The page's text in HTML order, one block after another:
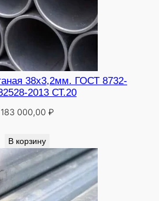
38х3,2мм. ГОСТ 8732-
2013 СТ.20
183 000,00 ₽
В корзину